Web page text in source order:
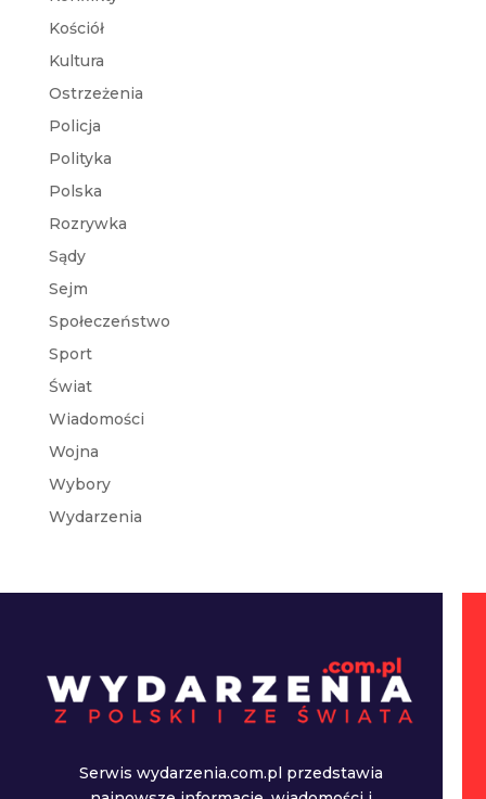
Kościół
Kultura
Ostrzeżenia
Policja
Polityka
Polska
Rozrywka
Sądy
Sejm
Społeczeństwo
Sport
Świat
Wiadomości
Wojna
Wybory
Wydarzenia
Serwis wydarzenia.com.pl przedstawia